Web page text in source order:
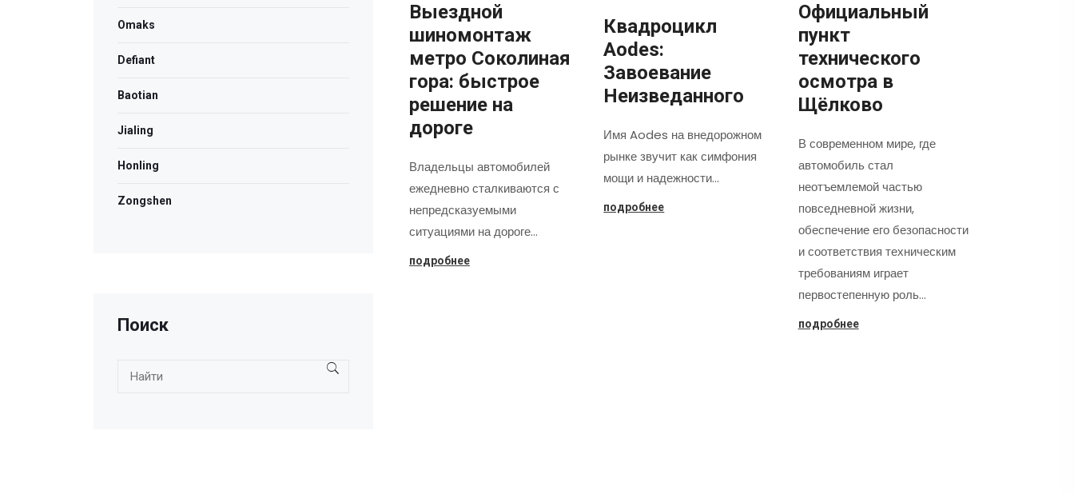
Выездной
шиномонтаж
метро Соколиная
гора: быстрое
решение на
дороге
Владельцы автомобилей
ежедневно сталкиваются с
непредсказуемыми
ситуациями на дороге…
подробнее
Квадроцикл
Aodes:
Завоевание
Неизведанного
Имя Aodes на внедорожном
рынке звучит как симфония
мощи и надежности…
подробнее
Официальный
пункт
технического
осмотра в
Щёлково
В современном мире, где
автомобиль стал
неотъемлемой частью
повседневной жизни,
обеспечение его безопасности
и соответствия техническим
требованиям играет
первостепенную роль…
подробнее
Omaks
Defiant
Baotian
Jialing
Honling
Zongshen
Поиск